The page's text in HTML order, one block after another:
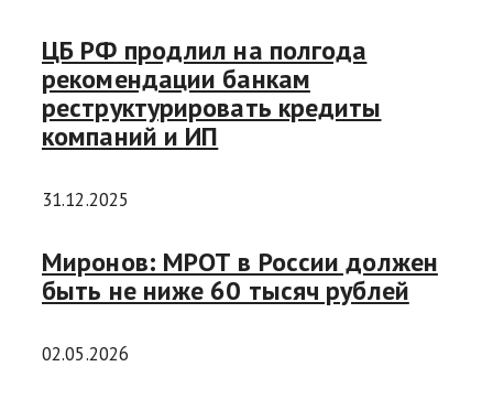
ЦБ РФ продлил на полгода
рекомендации банкам
реструктурировать кредиты
компаний и ИП
31.12.2025
Миронов: МРОТ в России должен
быть не ниже 60 тысяч рублей
02.05.2026